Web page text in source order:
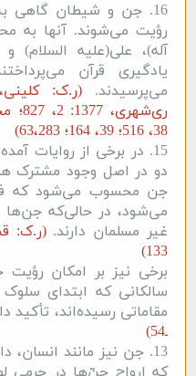
16. جن و شیطان گاهی
رؤیت می‌شوند. آنها به
آله)، علی(علیه السلام)
یادگیری قرآن
می‌پرسیدند.
ری‌شهری، 1377:
38، 516؛ 39، 164؛ 63،283)
15. در برخی از روایات
دو در اصل وجود مشترک
جن محسوب می‌شود که
می‌شود، در حالی‌که
غیر مسلمان دارند.
133)
برخی نیز بر امکان
سالکانی که ابتدای
مقاماتی رسیده‌اند، تأکید
ـ54)
13. جن نیز مانند